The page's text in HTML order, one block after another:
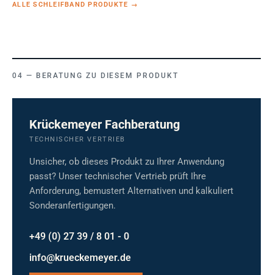
ALLE SCHLEIFBAND PRODUKTE →
BERATUNG ZU DIESEM PRODUKT
Krückemeyer Fachberatung
TECHNISCHER VERTRIEB
Unsicher, ob dieses Produkt zu Ihrer Anwendung
passt? Unser technischer Vertrieb prüft Ihre
Anforderung, bemustert Alternativen und kalkuliert
Sonderanfertigungen.
+49 (0) 27 39 / 8 01 - 0
info@krueckemeyer.de